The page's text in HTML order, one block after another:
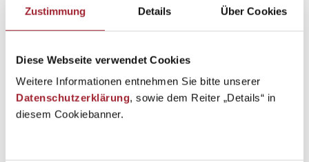
Zustimmung Details Über Cookies
Diese Webseite verwendet Cookies
Weitere Informationen entnehmen Sie bitte unserer
Datenschutzerklärung, sowie dem Reiter „Details“ in
diesem Cookiebanner.